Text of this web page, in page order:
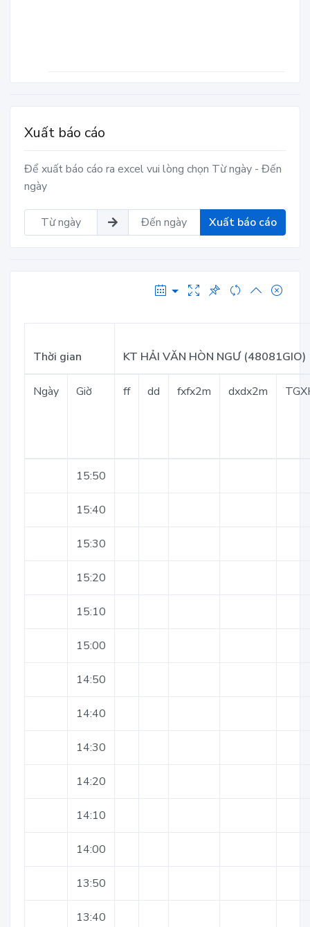
Xuất báo cáo
Để xuất báo cáo ra excel vui lòng chọn Từ ngày - Đến
ngày
Xuất báo cáo
Thời gian KT HẢI VĂN HÒN NGƯ (48081GIO)
Ngày Giờ ff dd fxfx2m dxdx2m
15:50
15:40
15:30
15:20
15:10
15:00
14:50
14:40
14:30
14:20
14:10
14:00
13:50
13:40